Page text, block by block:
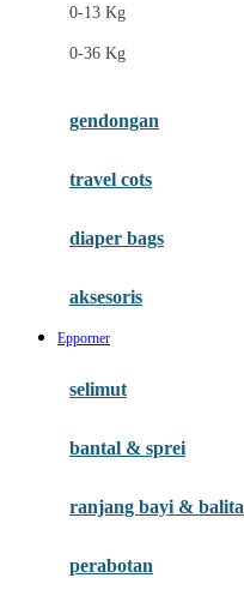
Felt So Sweet
Fisher Price
Gb
Habbie
Haenim
0-13 Kg
0-36 Kg
gendongan
travel cots
diaper bags
aksesoris
Epporner
selimut
bantal & sprei
ranjang bayi & balita
perabotan